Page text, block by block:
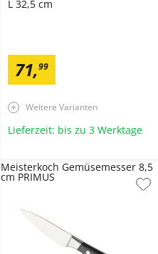
L 32,5 cm
71,99
Weitere Varianten
Lieferzeit: bis zu 3 Werktage
Meisterkoch Gemüsemesser 8,5
cm PRIMUS